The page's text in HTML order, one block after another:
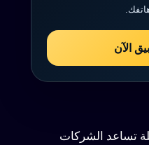
الآن
تساعد الشركات